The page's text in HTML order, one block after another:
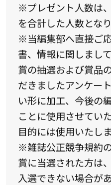
※プレゼント人数は
を合計した人数となり
※当編集部へ直接ご
書、情報に関しまし
賞の抽選および賞品
だきましたアンケー
い形に加工、今後の
ことに使用させてい
目的には使用いたしま
※雑誌公正競争規約
賞に当選された方は
入選できない場合があ